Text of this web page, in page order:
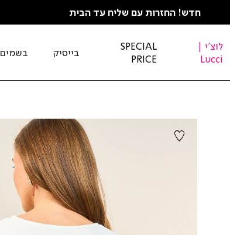
חדש! החזרות עם שליח עד הבית
לוצ'י |
Lucci
SPECIAL
PRICE
בייסיק בשמים